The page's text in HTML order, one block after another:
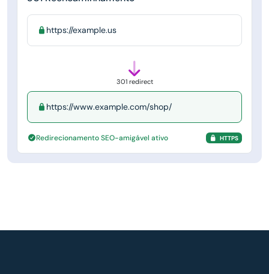
https://example.us
301 redirect
https://www.example.com/shop/
Redirecionamento SEO-amigável ativo HTTPS